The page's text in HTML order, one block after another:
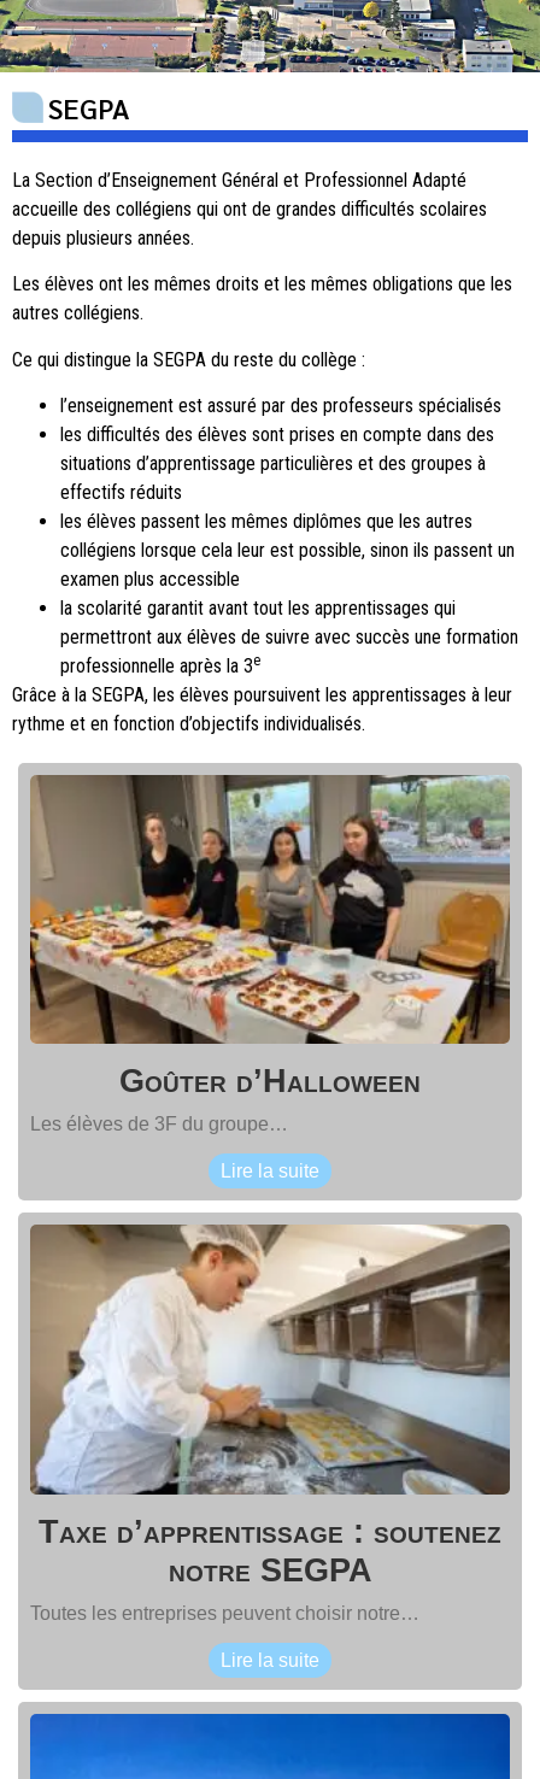
SEGPA
La Section d’Enseignement Général et Professionnel Adapté
accueille des collégiens qui ont de grandes difficultés scolaires
depuis plusieurs années.
Les élèves ont les mêmes droits et les mêmes obligations que les
autres collégiens.
Ce qui distingue la SEGPA du reste du collège :
l’enseignement est assuré par des professeurs spécialisés
les difficultés des élèves sont prises en compte dans des
situations d’apprentissage particulières et des groupes à
effectifs réduits
les élèves passent les mêmes diplômes que les autres
collégiens lorsque cela leur est possible, sinon ils passent un
examen plus accessible
la scolarité garantit avant tout les apprentissages qui
permettront aux élèves de suivre avec succès une formation
professionnelle après la 3e
Grâce à la SEGPA, les élèves poursuivent les apprentissages à leur
rythme et en fonction d’objectifs individualisés.
Goûter d’Halloween
Les élèves de 3F du groupe…
Lire la suite
Taxe d’apprentissage : soutenez
notre SEGPA
Toutes les entreprises peuvent choisir notre…
Lire la suite